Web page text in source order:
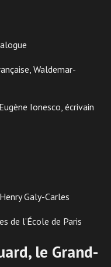
Waldemar-
Ionesco, écrivain
Galy-Carles
de l’École de Paris
le Grand-